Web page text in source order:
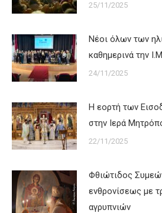
25/11/2025
Νέοι όλων των
καθημερινά την
24/11/2025
Η εορτή των
στην Ιερά
22/11/2025
Φθιώτιδος
ενθρονίσεως με
αγρυπνιών